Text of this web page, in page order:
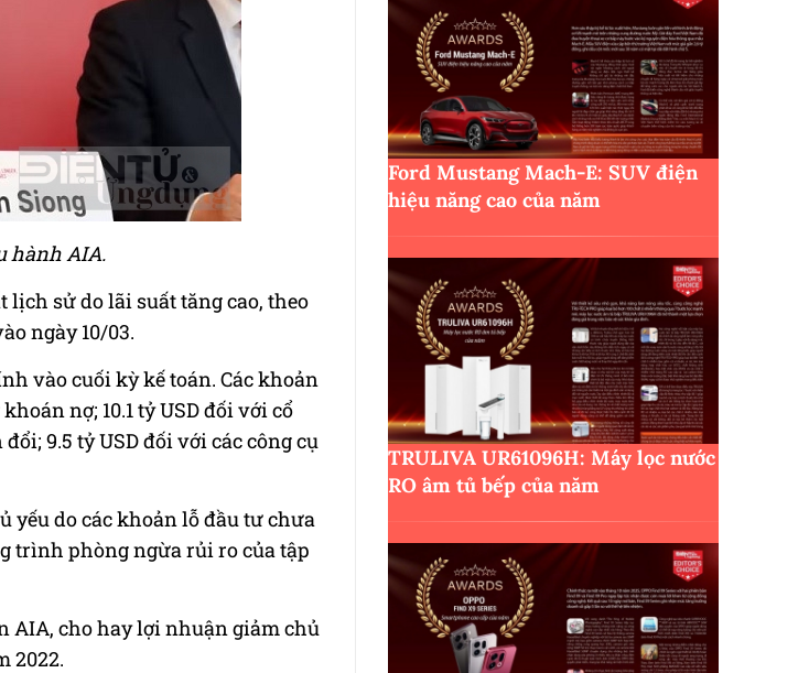
hành AIA.
sử do lãi suất tăng cao, theo
ngày 10/03.
vào cuối kỳ kế toán. Các khoản
nợ; 10.1tỷ USDđối với cổ
9.5 tỷ USDđối với các công cụ
yếu do các khoản lỗ đầu tư chưa
trình phòng ngừa rủi ro của tập
AIA, cho hay lợi nhuận giảm chủ
2022.
Ford Mustang Mach-E: SUV điện
hiệu năng cao của năm
TRULIVA UR61096H: Máy lọc nước
RO âm tủ bếp của năm